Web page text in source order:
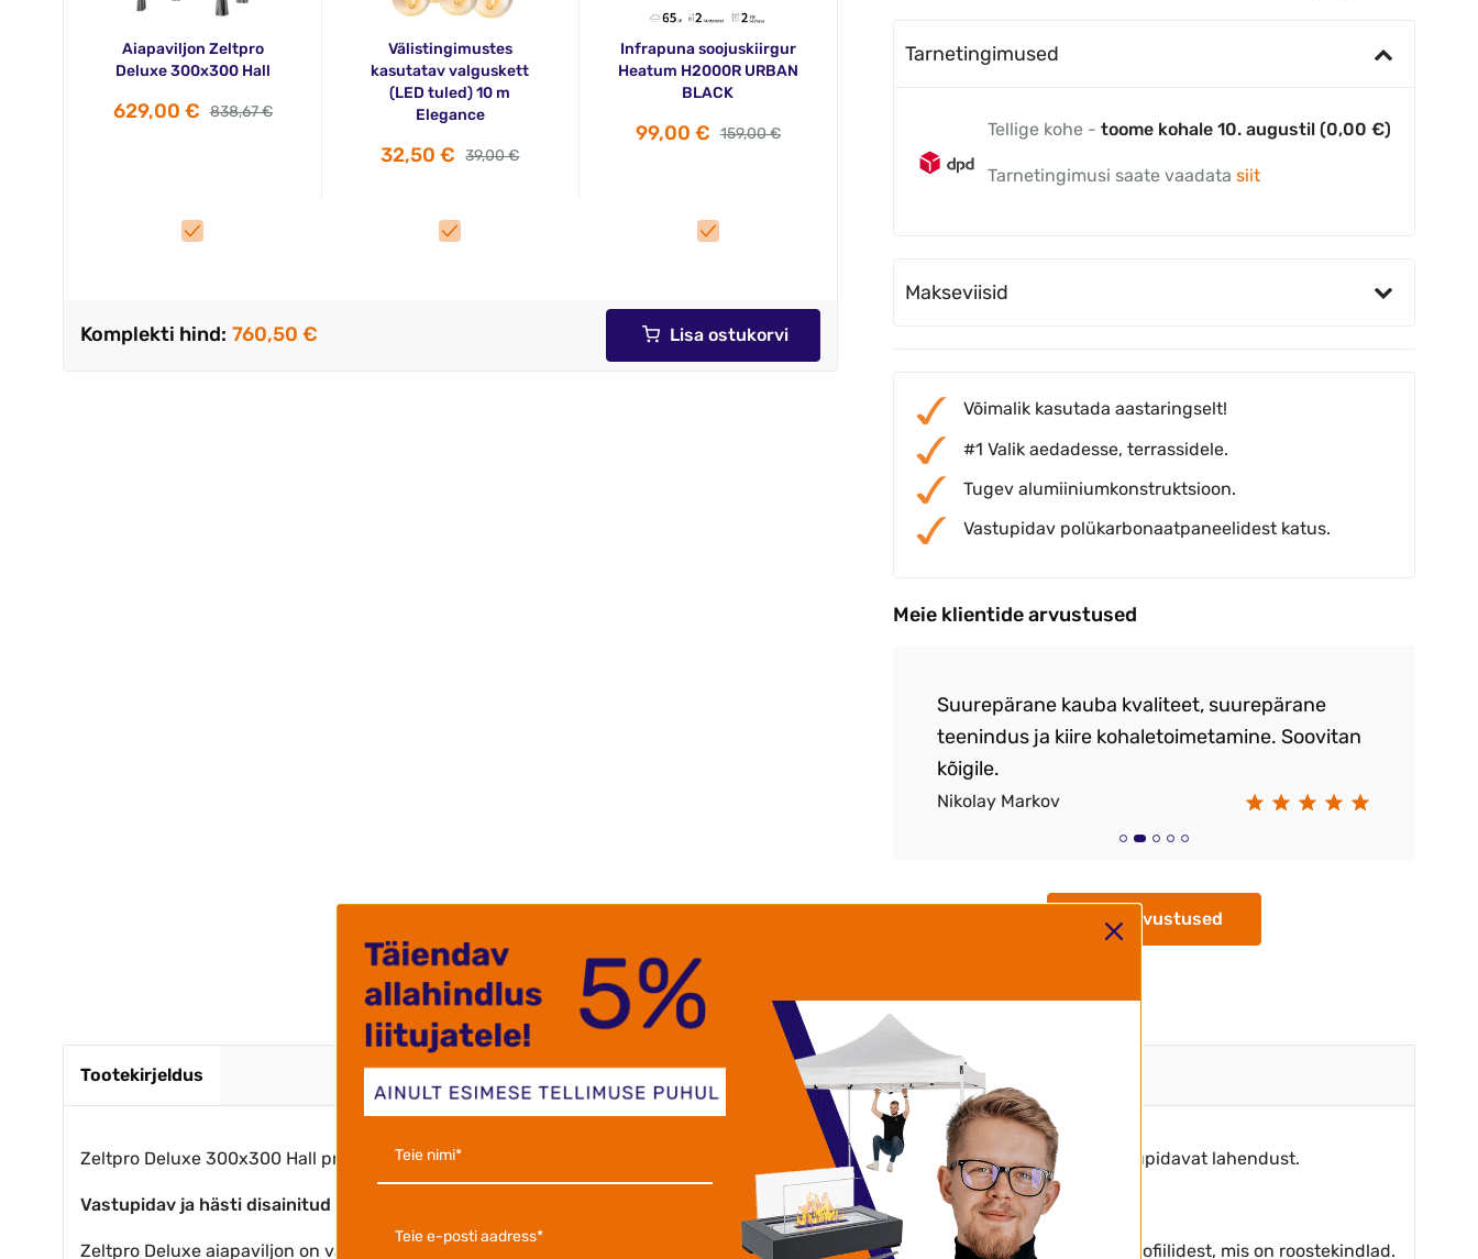
Aiapaviljon Zeltpro
Deluxe 300x300 Hall
629,00 € 838,67 €
Välistingimustes
kasutatav valguskett
(LED tuled) 10 m
Elegance
32,50 € 39,00 €
Infrapuna soojuskiirgur
Heatum H2000R URBAN
BLACK
99,00 € 159,00 €
Komplekti hind: 760,50 € Lisa ostukorvi
Tarnetingimused
Tellige kohe -toome kohale 10. augustil (0,00 €)
Tarnetingimusi saate vaadatasiit
Makseviisid
Võimalik kasutada aastaringselt!
#1 Valik aedadesse, terrassidele.
Tugev alumiiniumkonstruktsioon.
Vastupidav polükarbonaatpaneelidest katus.
Meie klientide arvustused
Suurepärane kauba kvaliteet, suurepärane
teenindus ja kiire kohaletoimetamine. Soovitan
kõigile.
Nikolay Markov
Kõik arvustused
Tootekirjeldus
Zeltpro Deluxe 300x300 Hall premium alumiiniumist aiapaviljon polükarbonaatkatusega - neile, kes soovivad kvaliteetset ja vastupidavat lahendust.
Vastupidav ja hästi disainitud
Zeltpro Deluxe aiapaviljon on valmistatud erakordselt kvaliteetsetest materjalidest: raam on valmistatud tugevatest alumiiniumprofiilidest, mis on roostekindlad.